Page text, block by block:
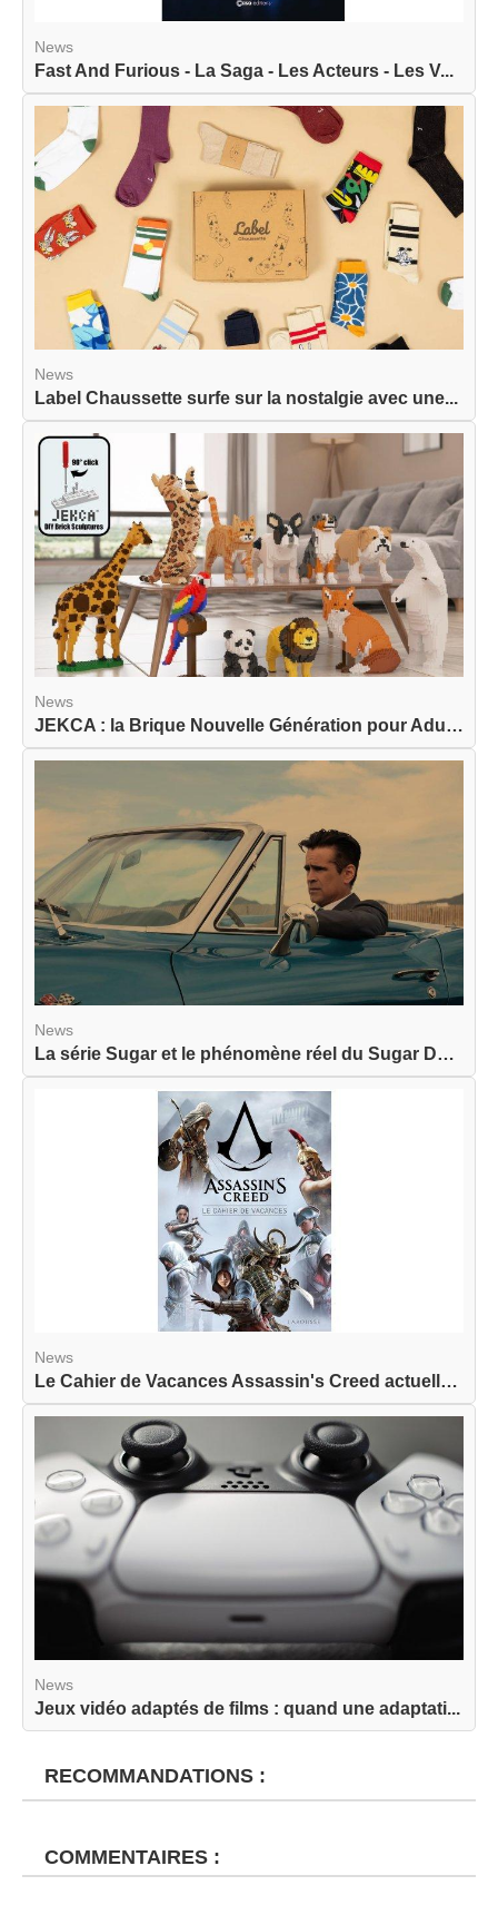
News
Fast And Furious - La Saga - Les Acteurs - Les V...
News
Label Chaussette surfe sur la nostalgie avec une...
News
JEKCA : la Brique Nouvelle Génération pour Adult...
News
La série Sugar et le phénomène réel du Sugar Dat...
News
Le Cahier de Vacances Assassin's Creed actuellem...
News
Jeux vidéo adaptés de films : quand une adaptati...
RECOMMANDATIONS :
COMMENTAIRES :